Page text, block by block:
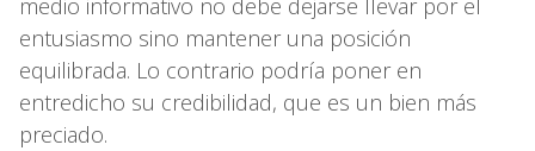
medio informativo no debe dejarse llevar por el
entusiasmo sino mantener una posición
equilibrada. Lo contrario podría poner en
entredicho su credibilidad, que es un bien más
preciado.